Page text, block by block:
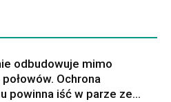
odbudowuje mimo
Ochrona
powinna iść w parze ze...